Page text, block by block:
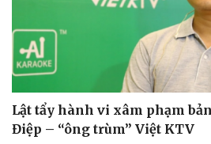
Cải chính
Lật tẩy hành vi xâm phạm
Điệp – “ông trùm” Việt KTV